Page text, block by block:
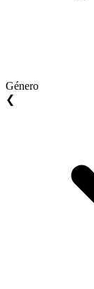
Género
❮